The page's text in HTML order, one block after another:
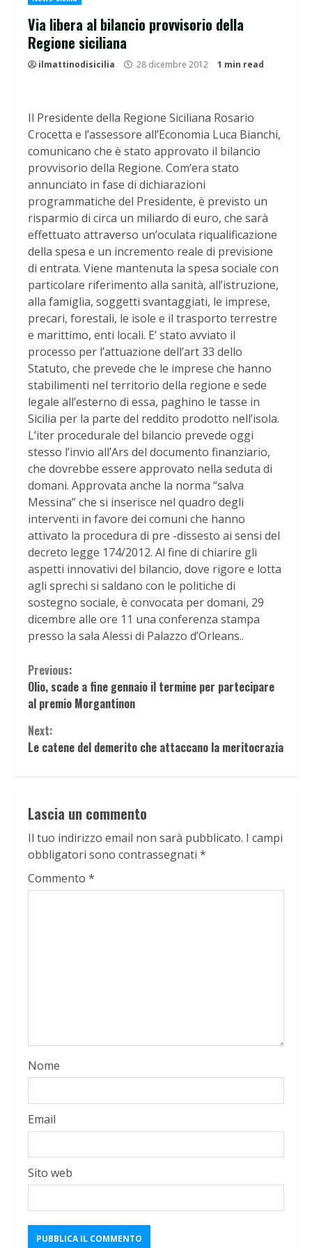
Via libera al bilancio provvisorio della
Regione siciliana
ilmattinodisicilia 28 dicembre 2012 1 min read
Il Presidente della Regione Siciliana Rosario
Crocetta e l’assessore all’Economia Luca Bianchi,
comunicano che è stato approvato il bilancio
provvisorio della Regione. Com’era stato
annunciato in fase di dichiarazioni
programmatiche del Presidente, è previsto un
risparmio di circa un miliardo di euro, che sarà
effettuato attraverso un’oculata riqualificazione
della spesa e un incremento reale di previsione
di entrata. Viene mantenuta la spesa sociale con
particolare riferimento alla sanità, all’istruzione,
alla famiglia, soggetti svantaggiati, le imprese,
precari, forestali, le isole e il trasporto terrestre
e marittimo, enti locali. E’ stato avviato il
processo per l’attuazione dell’art 33 dello
Statuto, che prevede che le imprese che hanno
stabilimenti nel territorio della regione e sede
legale all’esterno di essa, paghino le tasse in
Sicilia per la parte del reddito prodotto nell’isola.
L’iter procedurale del bilancio prevede oggi
stesso l’invio all’Ars del documento finanziario,
che dovrebbe essere approvato nella seduta di
domani. Approvata anche la norma “salva
Messina” che si inserisce nel quadro degli
interventi in favore dei comuni che hanno
attivato la procedura di pre -dissesto ai sensi del
decreto legge 174/2012. Al fine di chiarire gli
aspetti innovativi del bilancio, dove rigore e lotta
agli sprechi si saldano con le politiche di
sostegno sociale, è convocata per domani, 29
dicembre alle ore 11 una conferenza stampa
presso la sala Alessi di Palazzo d’Orleans..
Continue
Reading
Previous:
Olio, scade a fine gennaio il termine per partecipare
al premio Morgantinon
Next:
Le catene del demerito che attaccano la meritocrazia
Lascia un commento
Il tuo indirizzo email non sarà pubblicato. I campi
obbligatori sono contrassegnati *
Commento *
Nome
Email
Sito web